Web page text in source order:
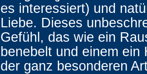
es interessiert) und
Liebe. Dieses
Gefühl, das wie ein
benebelt und einem ein
der ganz besonderen